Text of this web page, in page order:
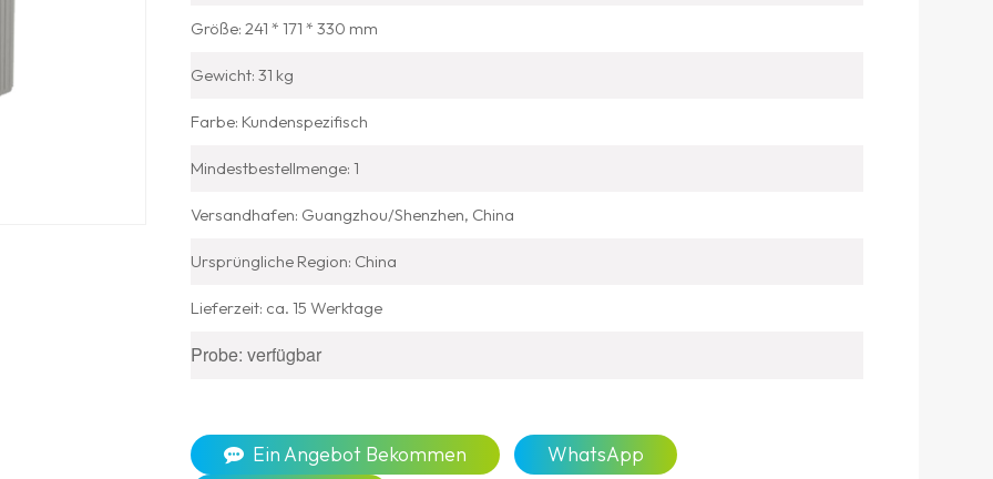
Größe: 241 * 171 * 330 mm
Gewicht: 31 kg
Farbe: Kundenspezifisch
Mindestbestellmenge: 1
Versandhafen: Guangzhou/Shenzhen, China
Ursprüngliche Region: China
Lieferzeit: ca. 15 Werktage
Probe: verfügbar
Ein Angebot Bekommen
WhatsApp